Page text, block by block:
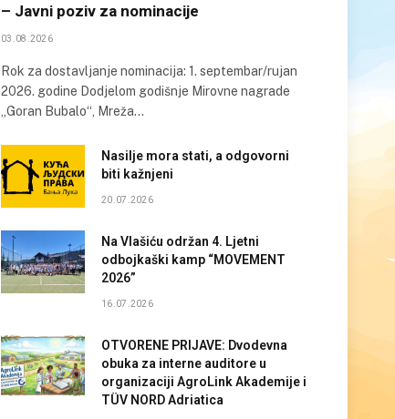
– Javni poziv za nominacije
03.08.2026
Rok za dostavljanje nominacija: 1. septembar/rujan
2026. godine Dodjelom godišnje Mirovne nagrade
„Goran Bubalo“, Mreža…
Nasilje mora stati, a odgovorni
biti kažnjeni
20.07.2026
Na Vlašiću održan 4. Ljetni
odbojkaški kamp “MOVEMENT
2026”
16.07.2026
OTVORENE PRIJAVE: Dvodevna
obuka za interne auditore u
organizaciji AgroLink Akademije i
TÜV NORD Adriatica